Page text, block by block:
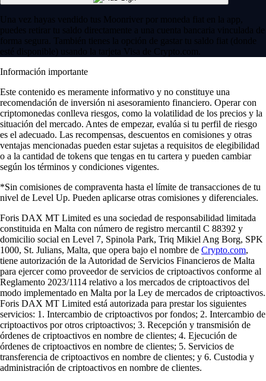
Una vez hayas vendido tus Moonriver por moneda fiat en la app,
puedes retirar tu saldo directamente a una cuenta bancaria vinculada de
forma segura. También tienes la opción de gastar tu saldo fiat (donde
esté disponible) usando la tarjeta Visa de Crypto.com.
Información importante
Este contenido es meramente informativo y no constituye una
recomendación de inversión ni asesoramiento financiero. Operar con
criptomonedas conlleva riesgos, como la volatilidad de los precios y la
situación del mercado. Antes de empezar, evalúa si tu perfil de riesgo
es el adecuado. Las recompensas, descuentos en comisiones y otras
ventajas mencionadas pueden estar sujetas a requisitos de elegibilidad
o a la cantidad de tokens que tengas en tu cartera y pueden cambiar
según los términos y condiciones vigentes.
*Sin comisiones de compraventa hasta el límite de transacciones de tu
nivel de Level Up. Pueden aplicarse otras comisiones y diferenciales.
Foris DAX MT Limited es una sociedad de responsabilidad limitada
constituida en Malta con número de registro mercantil C 88392 y
domicilio social en Level 7, Spinola Park, Triq Mikiel Ang Borg, SPK
1000, St. Julians, Malta, que opera bajo el nombre de Crypto.com,
tiene autorización de la Autoridad de Servicios Financieros de Malta
para ejercer como proveedor de servicios de criptoactivos conforme al
Reglamento 2023/1114 relativo a los mercados de criptoactivos del
modo implementado en Malta por la Ley de mercados de criptoactivos.
Foris DAX MT Limited está autorizada para prestar los siguientes
servicios: 1. Intercambio de criptoactivos por fondos; 2. Intercambio de
criptoactivos por otros criptoactivos; 3. Recepción y transmisión de
órdenes de criptoactivos en nombre de clientes; 4. Ejecución de
órdenes de criptoactivos en nombre de clientes; 5. Servicios de
transferencia de criptoactivos en nombre de clientes; y 6. Custodia y
administración de criptoactivos en nombre de clientes.